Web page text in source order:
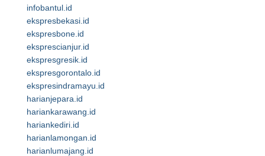
infobantul.id
ekspresbekasi.id
ekspresbone.id
eksprescianjur.id
ekspresgresik.id
ekspresgorontalo.id
ekspresindramayu.id
harianjepara.id
hariankarawang.id
hariankediri.id
harianlamongan.id
harianlumajang.id